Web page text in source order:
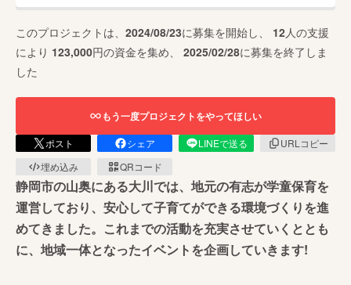
このプロジェクトは、 2024/08/23に募集を開始し、 12人の支援
により 123,000円の資金を集め、 2025/02/28に募集を終了しま
した
もう一度プロジェクトをやってほしい
ポスト シェア LINEで送る
URLコピー
埋め込み
QRコード
静岡市の山奥にある大川では、地元の有志が学童保育を
運営しており、安心して子育てができる環境づくりを進
めてきました。これまでの活動を充実させていくととも
に、地域一体となったイベントを企画していきます!